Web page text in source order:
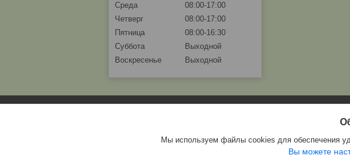
Среда
08:00-17:00
Четверг
08:00-17:00
Пятница
08:00-16:30
Суббота
Выходной
Воскресенье
Выходной
Мы используем файлы cookies для обеспечения
Вы можете
Частное